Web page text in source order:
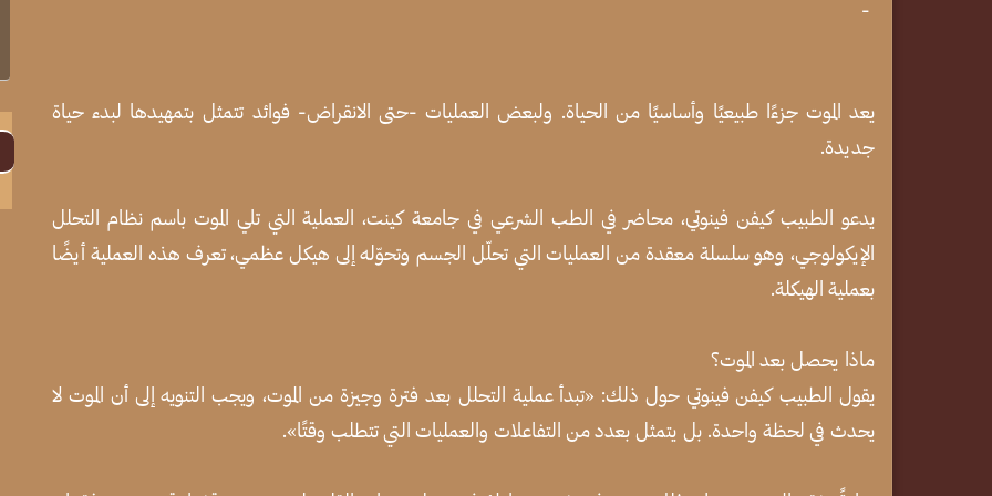
-
يعد الموت جزءًا طبيعيًا وأساسيًا من الحياة. ولبعض العمليات -حتى الانقراض- فوائد تتمثل بتمهيدها لبدء حياة
جديدة.
يدعو الطبيب كيفن فينوتي، محاضر في الطب الشرعي في جامعة كينت، العملية التي تلي الموت باسم نظام التحلل
الإيكولوجي، وهو سلسلة معقدة من العمليات التي تحلّل الجسم وتحوّله إلى هيكل عظمي، تعرف هذه العملية أيضًا
بعملية الهيكلة.
ماذا يحصل بعد الموت؟
يقول الطبيب كيفن فينوتي حول ذلك: «تبدأ عملية التحلل بعد فترة وجيزة من الموت، ويجب التنويه إلى أن الموت لا
يحدث في لحظة واحدة. بل يتمثل بعدد من التفاعلات والعمليات التي تتطلب وقتًا».